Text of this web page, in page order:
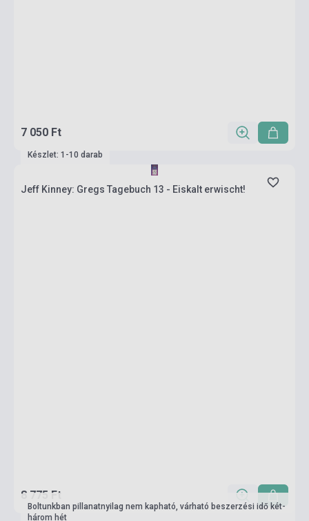
7 050 Ft
Készlet: 1-10 darab
Jeff Kinney: Gregs Tagebuch 13 - Eiskalt erwischt!
8 775 Ft
Boltunkban pillanatnyilag nem kapható, várható beszerzési idő két-
három hét